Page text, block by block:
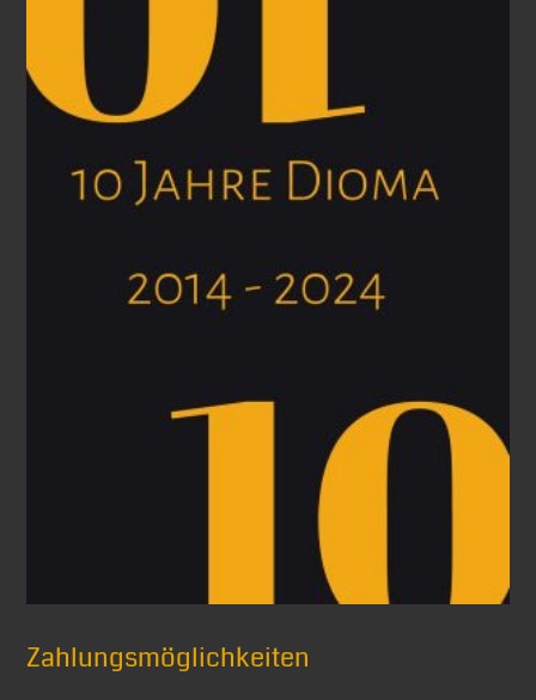
Zahlungsmöglichkeiten